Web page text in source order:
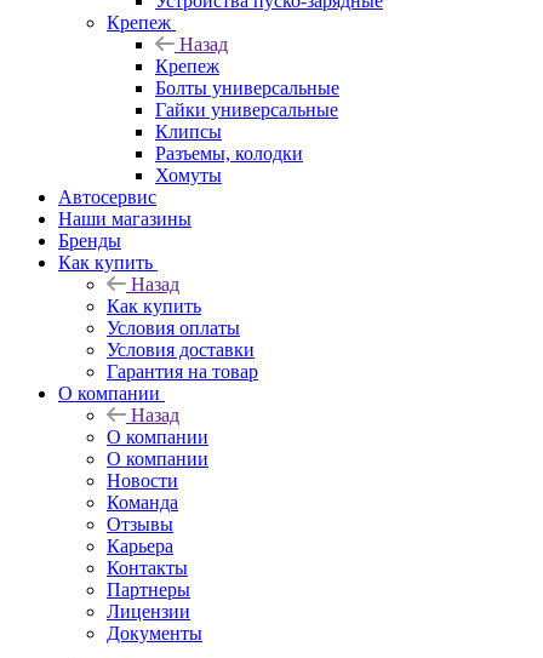
Крепеж
Назад
Крепеж
Болты универсальные
Гайки универсальные
Клипсы
Разъемы, колодки
Хомуты
Автосервис
Наши магазины
Бренды
Как купить
Назад
Как купить
Условия оплаты
Условия доставки
Гарантия на товар
О компании
Назад
О компании
О компании
Новости
Команда
Отзывы
Карьера
Контакты
Партнеры
Лицензии
Документы